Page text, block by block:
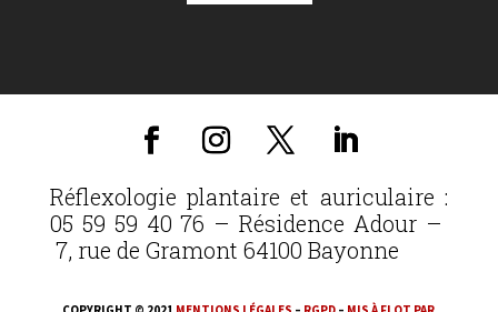
Réflexologie plantaire et auriculaire :
05 59 59 40 76 – Résidence Adour –
7, rue de Gramont 64100 Bayonne